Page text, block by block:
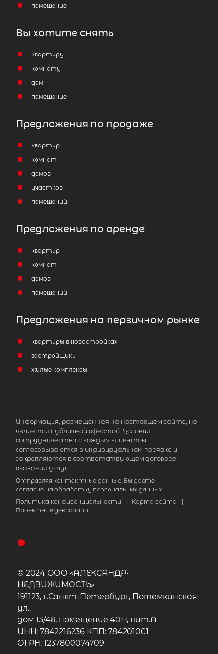
3 990 000
Жилая площадь
Комната в 5-комнатной квартире
площадью 121 м
Исполкомская улица, 5
Площадь кухни
Жилая площадь
помещение
Вы хотите снять
квартиру
комнату
дом
помещение
Предложения по продаже
квартир
комнат
домов
участков
помещений
Предложения по аренде
квартир
комнат
домов
помещений
Предложения на первичном рынке
квартиры в новостройках
застройщики
жилые комплексы
Информация, размещенная на настоящем сайте, не
является публичной офертой. Условия
сотрудничества с каждым клиентом
согласовываются в индивидуальном порядке и
закрепляются в соответствующем договоре
оказания услуг.
Отправляя контактные данные, Вы даете
согласие на обработку персональных данных.
Политика конфиденциальности
Карта сайта
Проектные декларации
© 2024 ООО «АЛЕКСАНДР-
НЕДВИЖИМОСТЬ»
191123, г.Санкт-Петербург, Потемкинская
ул.,
дом 13/48, помещение 40Н, лит.А
ИНН: 7842216236 КПП: 784201001
ОГРН: 1237800074709